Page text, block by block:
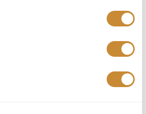
– UITVERKOCHT